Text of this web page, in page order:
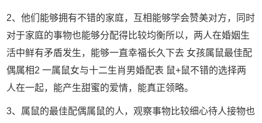
2、他们能够拥有不错的家庭，互相能够学会赞美对方，同时
对于家庭的事物也能够分配得比较均衡所以，两人在婚姻生
活中鲜有矛盾发生，能够一直幸福长久下去 女孩属鼠最佳配
偶属相2 一属鼠女与十二生肖男婚配表 鼠+鼠不错的选择两
人在一起，能产生甜蜜的爱情，能真正领略。
3、属鼠的最佳配偶属鼠的人，观察事物比较细心待人接物也